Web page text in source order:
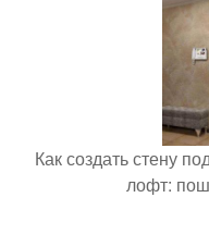
Как создать стену
лофт: